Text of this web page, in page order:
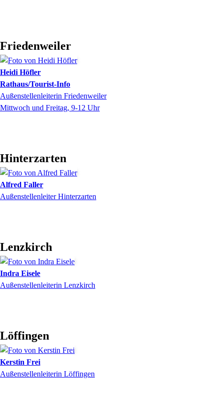
Friedenweiler
Heidi Höfler
Rathaus/Tourist-Info
Außenstellenleiterin Friedenweiler
Mittwoch und Freitag, 9-12 Uhr
Hinterzarten
Alfred Faller
Außenstellenleiter Hinterzarten
Lenzkirch
Indra Eisele
Außenstellenleiterin Lenzkirch
Löffingen
Kerstin Frei
Außenstellenleiterin Löffingen